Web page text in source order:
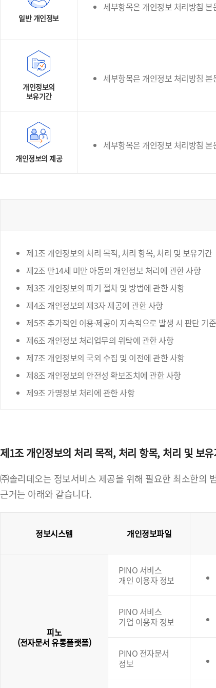
일반 개인정보
세부항목은 개인정보 처리방침 본
개인정보의
보유기간
세부항목은 개인정보 처리방침 본
개인정보의 제공
세부항목은 개인정보 처리방침 본
제1조 개인정보의 처리 목적, 처리 항목, 처리 및 보유기간
제2조 만14세 미만 아동의 개인정보 처리에 관한 사항
제3조 개인정보의 파기 절차 및 방법에 관한 사항
제4조 개인정보의 제3자 제공에 관한 사항
제5조 추가적인 이용·제공이 지속적으로 발생 시 판단 기준
제6조 개인정보 처리업무의 위탁에 관한 사항
제7조 개인정보의 국외 수집 및 이전에 관한 사항
제8조 개인정보의 안전성 확보조치에 관한 사항
제9조 가명정보 처리에 관한 사항
제1조 개인정보의 처리 목적, 처리 항목, 처리 및 보유
㈜솔리데오는 정보서비스 제공을 위해 필요한 최소한의
근거는 아래와 같습니다.
정보시스템 개인정보파일
피노
(전자문서 유통플랫폼)
PINO 서비스
개인 이용자 정보
PINO 서비스
기업 이용자 정보
PINO 전자문서
정보